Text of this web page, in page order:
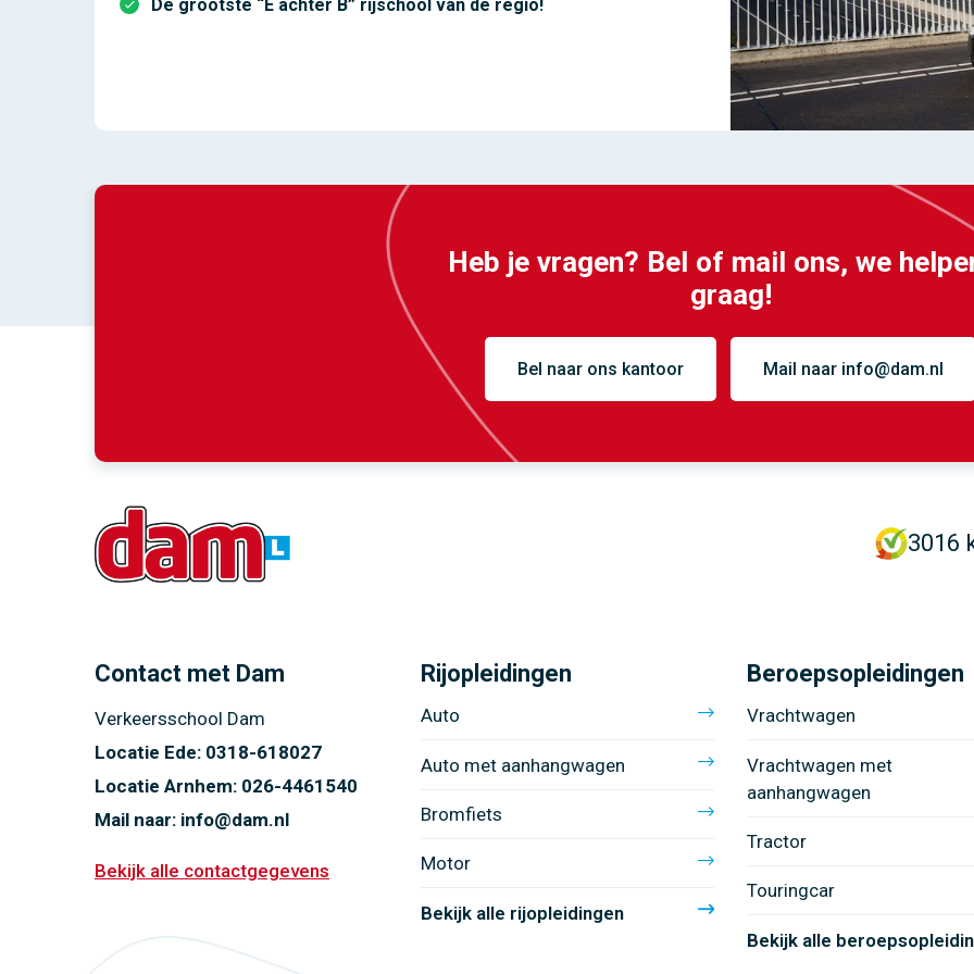
De grootste “E achter B” rijschool van de regio!
Heb je vragen? Bel of mail ons, we
graag!
Bel naar ons kantoor Mail naar info@dam.nl
3016
Contact met Dam
Verkeersschool Dam
Locatie Ede: 0318-618027
Locatie Arnhem: 026-4461540
Mail naar: info@dam.nl
Bekijk alle contactgegevens
Rijopleidingen
Auto
Auto met aanhangwagen
Bromfiets
Motor
Bekijk alle rijopleidingen
Beroepsopleidingen
Vrachtwagen
Vrachtwagen met
aanhangwagen
Tractor
Touringcar
Bekijk alle